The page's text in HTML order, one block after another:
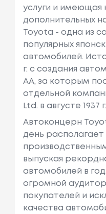
услуги и имеющая
дополнительных
Toyota - одна из
популярных
автомобилей.
г. с создания
AA, за которым
отдельной
Ltd. в августе 1937 г.
Автоконцерн
день
выпуская
автомобилей в
огромной
покупателей и
качества